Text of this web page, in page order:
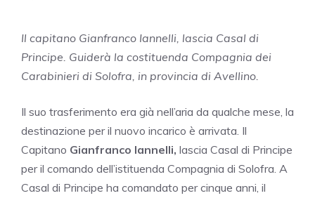
Il capitano Gianfranco Iannelli, lascia Casal di
Principe. Guiderà la costituenda Compagnia dei
Carabinieri di Solofra, in provincia di Avellino.
Il suo trasferimento era già nell’aria da qualche mese, la
destinazione per il nuovo incarico è arrivata. Il
Capitano Gianfranco Iannelli, lascia Casal di Principe
per il comando dell’istituenda Compagnia di Solofra. A
Casal di Principe ha comandato per cinque anni, il